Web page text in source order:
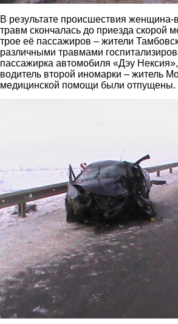
В результате происшествия женщина-
травм скончалась до приезда скорой
трое её пассажиров – жители
различными травмами
пассажирка автомобиля «Дэу
водитель второй иномарки – житель
медицинской помощи были отпущены.